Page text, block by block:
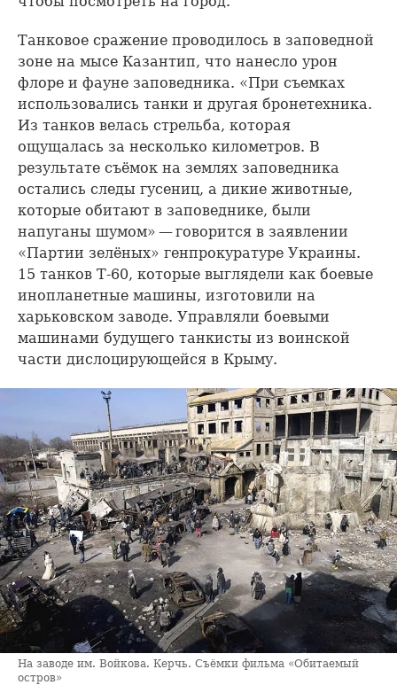
Танковое сражение проводилось в заповедной
зоне на мысе Казантип, что нанесло урон
флоре и фауне заповедника. «При съемках
использовались танки и другая бронетехника.
Из танков велась стрельба, которая
ощущалась за несколько километров. В
результате съёмок на землях заповедника
остались следы гусениц, а дикие животные,
которые обитают в заповеднике, были
напуганы шумом» — говорится в заявлении
«Партии зелёных» генпрокуратуре Украины.
15 танков Т-60, которые выглядели как боевые
инопланетные машины, изготовили на
харьковском заводе. Управляли боевыми
машинами будущего танкисты из воинской
части дислоцирующейся в Крыму.
На заводе им. Войкова. Керчь. Съёмки фильма «Обитаемый
остров»